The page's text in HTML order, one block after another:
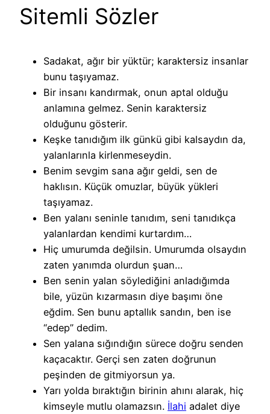
Sitemli Sözler
Sadakat, ağır bir yüktür; karaktersiz insanlar
bunu taşıyamaz.
Bir insanı kandırmak, onun aptal olduğu
anlamına gelmez. Senin karaktersiz
olduğunu gösterir.
Keşke tanıdığım ilk günkü gibi kalsaydın da,
yalanlarınla kirlenmeseydin.
Benim sevgim sana ağır geldi, sen de
haklısın. Küçük omuzlar, büyük yükleri
taşıyamaz.
Ben yalanı seninle tanıdım, seni tanıdıkça
yalanlardan kendimi kurtardım…
Hiç umurumda değilsin. Umurumda olsaydın
zaten yanımda olurdun şuan…
Ben senin yalan söylediğini anladığımda
bile, yüzün kızarmasın diye başımı öne
eğdim. Sen bunu aptallık sandın, ben ise
“edep” dedim.
Sen yalana sığındığın sürece doğru senden
kaçacaktır. Gerçi sen zaten doğrunun
peşinden de gitmiyorsun ya.
Yarı yolda bıraktığın birinin ahını alarak, hiç
kimseyle mutlu olamazsın. İlahi adalet diye